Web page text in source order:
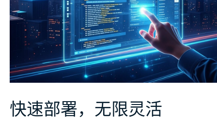
快速部署，无限灵活